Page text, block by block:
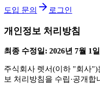
도입 문의
로그인
개인정보 처리방침
최종 수정일: 2026년 7월 1일
주식회사 렛서(이하 "회사
보 처리방침을 수립·공개합